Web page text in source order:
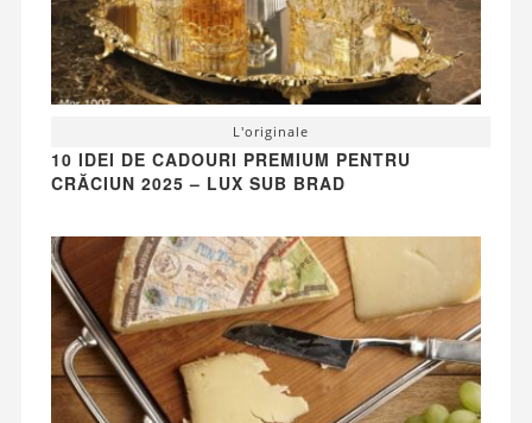
L'originale
10 IDEI DE CADOURI PREMIUM PENTRU
CRĂCIUN 2025 – LUX SUB BRAD